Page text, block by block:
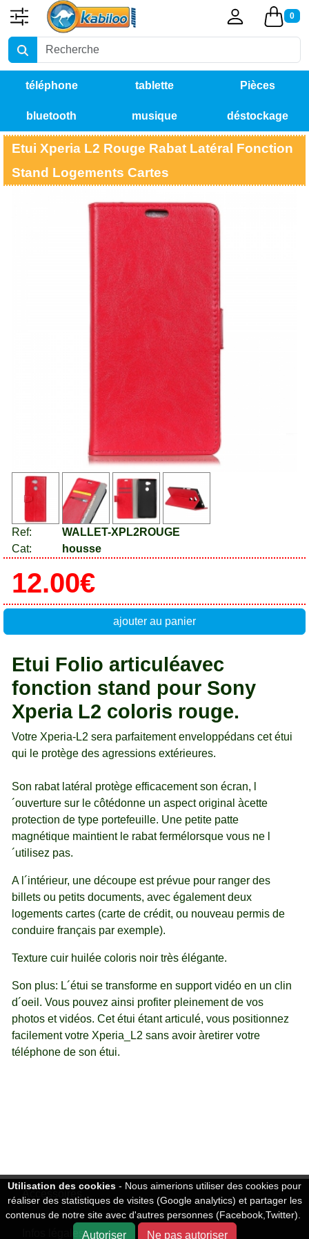
0
téléphone tablette Pièces
détachées
bluetooth musique déstockage
Etui Xperia L2 Rouge Rabat Latéral Fonction
Stand Logements Cartes
Ref:
WALLET-XPL2ROUGE
Cat:
housse
12.00€
ajouter au panier
Etui Folio articuléavec
fonction stand pour Sony
Xperia L2 coloris rouge.
Votre Xperia-L2 sera parfaitement enveloppédans cet étui
qui le protège des agressions extérieures.
Son rabat latéral protège efficacement son écran, l
´ouverture sur le côtédonne un aspect original àcette
protection de type portefeuille. Une petite patte
magnétique maintient le rabat fermélorsque vous ne l
´utilisez pas.
A l´intérieur, une découpe est prévue pour ranger des
billets ou petits documents, avec également deux
logements cartes (carte de crédit, ou nouveau permis de
conduire français par exemple).
Texture cuir huilée coloris noir très élégante.
Son plus: L´étui se transforme en support vidéo en un clin
d´oeil. Vous pouvez ainsi profiter pleinement de vos
photos et vidéos. Cet étui étant articulé, vous positionnez
facilement votre Xperia_L2 sans avoir àretirer votre
téléphone de son étui.
Infos légales
Utilisation des cookies - Nous aimerions utiliser des cookies pour
réaliser des statistiques de visites (Google analytics) et partager les
contenus de notre site avec d'autres personnes (Facebook,Twitter).
Autoriser Ne pas autoriser